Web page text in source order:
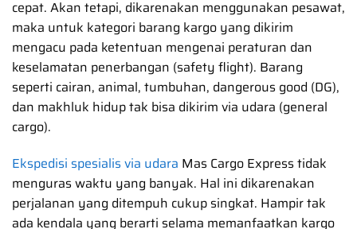
cepat. Akan tetapi, dikarenakan menggunakan pesawat,
maka untuk kategori barang kargo yang dikirim
mengacu pada ketentuan mengenai peraturan dan
keselamatan penerbangan (safety flight). Barang
seperti cairan, animal, tumbuhan, dangerous good (DG),
dan makhluk hidup tak bisa dikirim via udara (general
cargo).
Ekspedisi spesialis via udara Mas Cargo Express tidak
menguras waktu yang banyak. Hal ini dikarenakan
perjalanan yang ditempuh cukup singkat. Hampir tak
ada kendala yang berarti selama memanfaatkan kargo